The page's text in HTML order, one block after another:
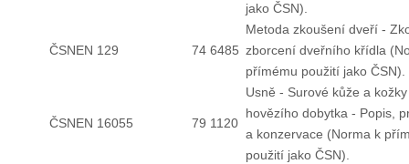
jako ČSN).
ČSNEN 129 74 6485
Metoda zkoušení dveří -
zborcení dveřního křídla
přímému použití jako ČSN).
ČSNEN 16055 79 1120
Usně - Surové kůže a
hovězího dobytka - Popis,
a konzervace (Norma k
použití jako ČSN).